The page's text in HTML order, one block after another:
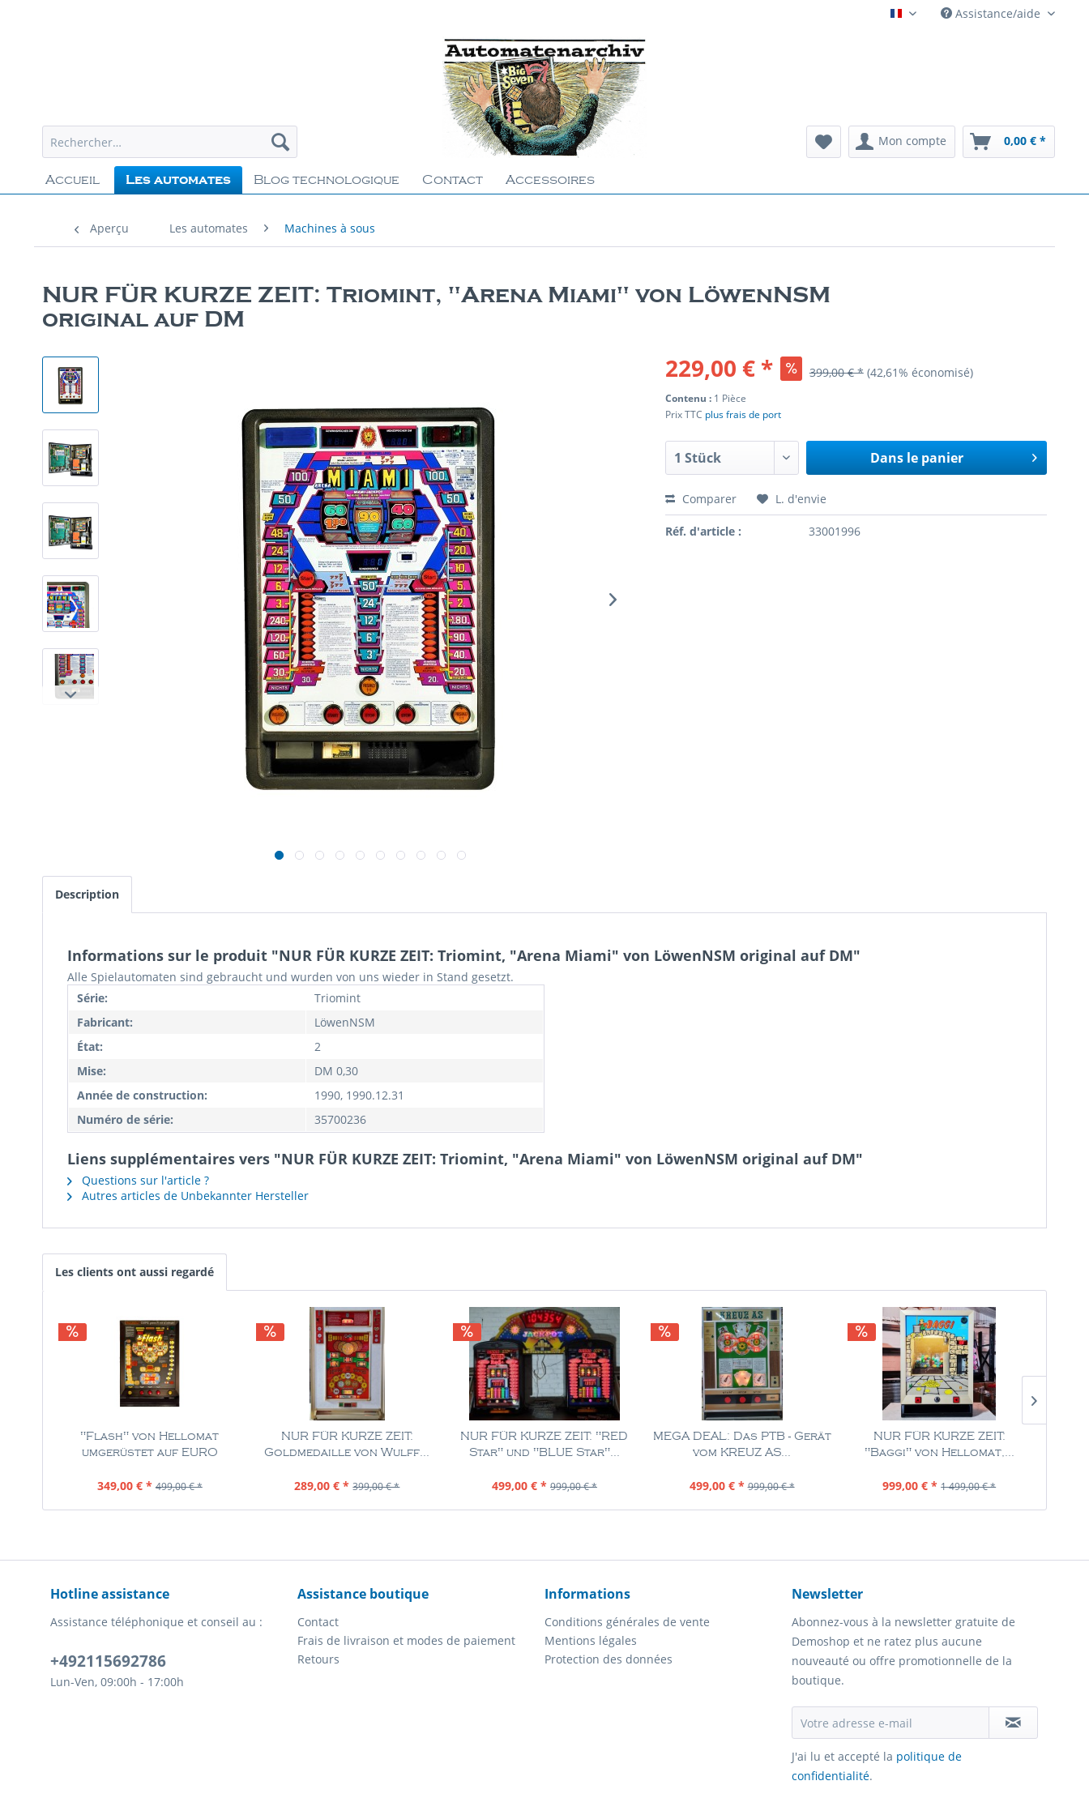
Automatenarchiv French
Assistance/aide
Mon compte 0,00 € *
Accueil Les automates Blog technologique Contact Accessoires
Aperçu Les automates Machines à sous
NUR FÜR KURZE ZEIT: Triomint, "Arena Miami" von LöwenNSM
original auf DM
229,00 € * 399,00 € * (42,61% économisé)
Contenu : 1 Pièce
Prix TTC plus frais de port
Dans le panier
Comparer L. d'envie
Réf. d'article : 33001996
Description
Informations sur le produit "NUR FÜR KURZE ZEIT: Triomint, "Arena Miami" von LöwenNSM original auf DM"
Alle Spielautomaten sind gebraucht und wurden von uns wieder in Stand gesetzt.
Série:
Triomint
Fabricant:
LöwenNSM
État:
2
Mise:
DM 0,30
Année de construction:
1990, 1990.12.31
Numéro de série:
35700236
Liens supplémentaires vers "NUR FÜR KURZE ZEIT: Triomint, "Arena Miami" von LöwenNSM original auf DM"
Questions sur l'article ?
Autres articles de Unbekannter Hersteller
Les clients ont aussi regardé
"Flash" von Hellomat
umgerüstet auf EURO
Contenu
349,00 € * 499,00 € *
NUR FÜR KURZE ZEIT:
Goldmedaille von Wulff...
Contenu
289,00 € * 399,00 € *
NUR FÜR KURZE ZEIT: "RED
Star" und "BLUE Star"...
Contenu
499,00 € * 999,00 € *
MEGA DEAL: Das PTB - Gerät
vom KREUZ AS...
Contenu
499,00 € * 999,00 € *
NUR FÜR KURZE ZEIT:
"Baggi" von Hellomat,...
Contenu
999,00 € * 1 499,00 € *
Hotline assistance
Assistance téléphonique et conseil au :
+492115692786
Lun-Ven, 09:00h - 17:00h
Assistance boutique
Contact
Frais de livraison et modes de paiement
Retours
Informations
Conditions générales de vente
Mentions légales
Protection des données
Newsletter
Abonnez-vous à la newsletter gratuite de
Demoshop et ne ratez plus aucune
nouveauté ou offre promotionnelle de la
boutique.
J'ai lu et accepté la politique de
confidentialité.